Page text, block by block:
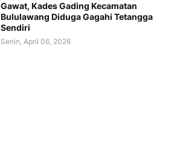
Gawat, Kades Gading Kecamatan
Bululawang Diduga Gagahi Tetangga
Sendiri
Senin, April 06, 2026